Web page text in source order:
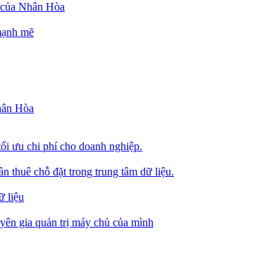
Nhân Hòa
mẽ
Hòa
ưu chi phí cho doanh nghiệp.
thuê chỗ đặt trong trung tâm dữ liệu.
liệu
gia quản trị máy chủ của mình